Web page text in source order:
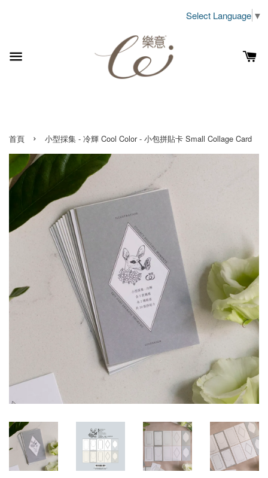
Select Language ▼
首頁 › 小型採集 - 冷輝 Cool Color - 小包拼貼卡 Small Collage Card